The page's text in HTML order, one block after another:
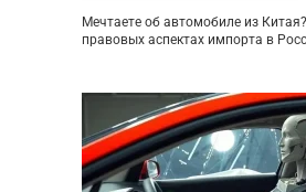
Мечтаете об автомобиле из
правовых аспектах импорта в